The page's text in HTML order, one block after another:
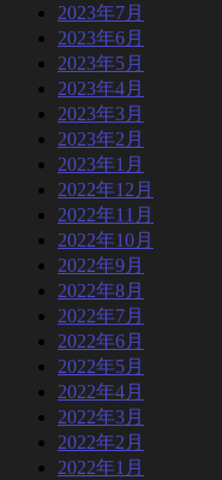
2023年7月
2023年6月
2023年5月
2023年4月
2023年3月
2023年2月
2023年1月
2022年12月
2022年11月
2022年10月
2022年9月
2022年8月
2022年7月
2022年6月
2022年5月
2022年4月
2022年3月
2022年2月
2022年1月